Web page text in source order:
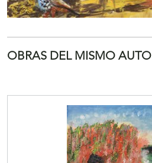
OBRAS DEL MISMO